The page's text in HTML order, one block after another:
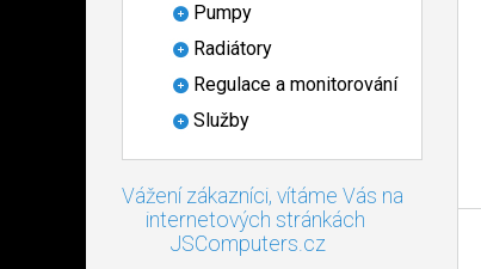
Pumpy
Radiátory
Regulace a monitorování
Služby
Vážení zákazníci, vítáme Vás na
internetových stránkách
JSComputers.cz